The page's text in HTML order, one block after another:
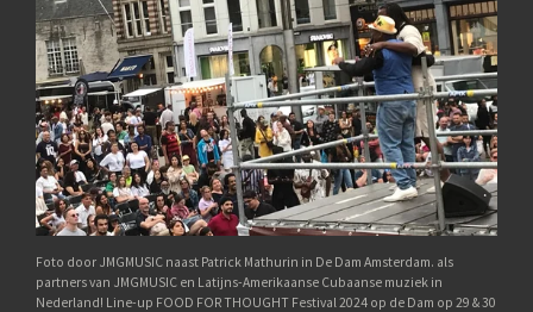
Foto door JMGMUSIC naast Patrick Mathurin in De Dam Amsterdam. als
partners van JMGMUSIC en Latijns-Amerikaanse Cubaanse muziek in
Nederland! Line-up FOOD FOR THOUGHT Festival 2024 op de Dam op 29 & 30